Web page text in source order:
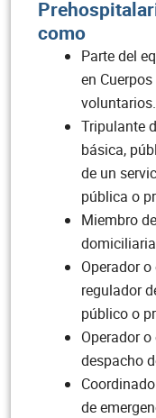
como
Parte del
en
voluntarios.
Tripulante
básica,
de un
pública o
Miembro
Operador
regulador
público o
Operador
despacho
de